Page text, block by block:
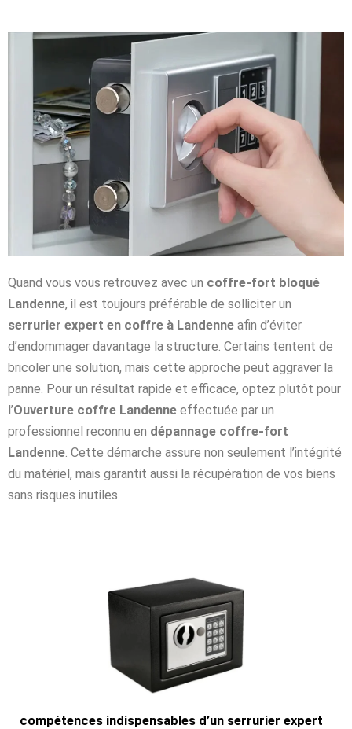
Quand vous vous retrouvez avec un coffre-fort bloqué
Landenne, il est toujours préférable de solliciter un
serrurier expert en coffre à Landenne afin d’éviter
d’endommager davantage la structure. Certains tentent de
bricoler une solution, mais cette approche peut aggraver la
panne. Pour un résultat rapide et efficace, optez plutôt pour
l’Ouverture coffre Landenne effectuée par un
professionnel reconnu en dépannage coffre-fort
Landenne. Cette démarche assure non seulement l’intégrité
du matériel, mais garantit aussi la récupération de vos biens
sans risques inutiles.
compétences indispensables d’un serrurier expert